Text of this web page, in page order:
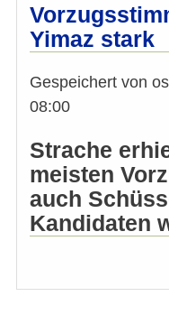
Yimaz stark
Gespeichert von
08:00
Strache
meisten
auch
Kandidaten